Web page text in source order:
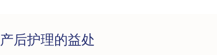
产后护理的益处